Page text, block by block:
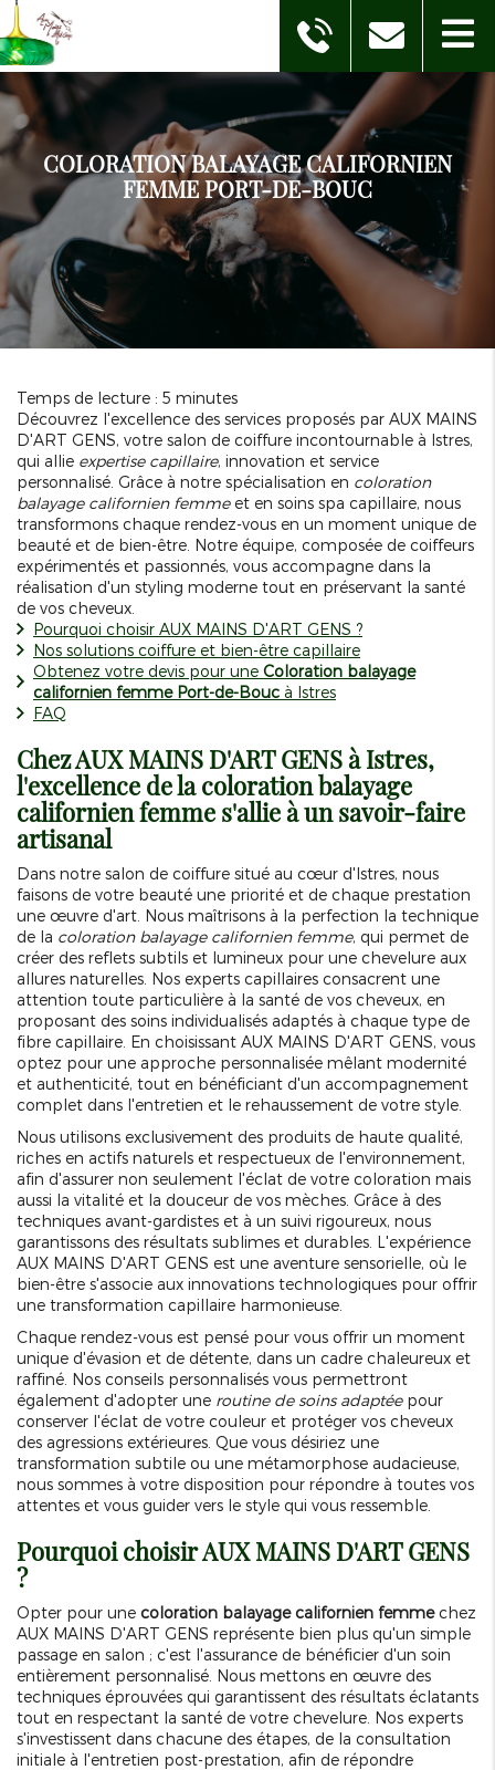
COLORATION BALAYAGE CALIFORNIEN
FEMME PORT-DE-BOUC
Temps de lecture : 5 minutes
Découvrez l'excellence des services proposés par AUX MAINS
D'ART GENS, votre salon de coiffure incontournable à Istres,
qui allie expertise capillaire, innovation et service
personnalisé. Grâce à notre spécialisation en coloration
balayage californien femmeet en soins spa capillaire, nous
transformons chaque rendez-vous en un moment unique de
beauté et de bien-être. Notre équipe, composée de coiffeurs
expérimentés et passionnés, vous accompagne dans la
réalisation d'un styling moderne tout en préservant la santé
de vos cheveux.
Pourquoi choisir AUX MAINS D'ART GENS ?
Nos solutions coiffure et bien-être capillaire
Obtenez votre devis pour une Coloration balayage
californien femme Port-de-Bouc à Istres
FAQ
Chez AUX MAINS D'ART GENS à Istres,
l'excellence de la coloration balayage
californien femme s'allie à un savoir-faire
artisanal
Dans notre salon de coiffure situé au cœur d'Istres, nous
faisons de votre beauté une priorité et de chaque prestation
une œuvre d'art. Nous maîtrisons à la perfection la technique
de la coloration balayage californien femme, qui permet de
créer des reflets subtils et lumineux pour une chevelure aux
allures naturelles. Nos experts capillaires consacrent une
attention toute particulière à la santé de vos cheveux, en
proposant des soins individualisés adaptés à chaque type de
fibre capillaire. En choisissant AUX MAINS D'ART GENS, vous
optez pour une approche personnalisée mêlant modernité
et authenticité, tout en bénéficiant d'un accompagnement
complet dans l'entretien et le rehaussement de votre style.
Nous utilisons exclusivement des produits de haute qualité,
riches en actifs naturels et respectueux de l'environnement,
afin d'assurer non seulement l'éclat de votre coloration mais
aussi la vitalité et la douceur de vos mèches. Grâce à des
techniques avant-gardistes et à un suivi rigoureux, nous
garantissons des résultats sublimes et durables. L'expérience
AUX MAINS D'ART GENS est une aventure sensorielle, où le
bien-être s'associe aux innovations technologiques pour offrir
une transformation capillaire harmonieuse.
Chaque rendez-vous est pensé pour vous offrir un moment
unique d'évasion et de détente, dans un cadre chaleureux et
raffiné. Nos conseils personnalisés vous permettront
également d'adopter une routine de soins adaptéepour
conserver l'éclat de votre couleur et protéger vos cheveux
des agressions extérieures. Que vous désiriez une
transformation subtile ou une métamorphose audacieuse,
nous sommes à votre disposition pour répondre à toutes vos
attentes et vous guider vers le style qui vous ressemble.
Pourquoi choisir AUX MAINS D'ART GENS
?
Opter pour une coloration balayage californien femmechez
AUX MAINS D'ART GENS représente bien plus qu'un simple
passage en salon ; c'est l'assurance de bénéficier d'un soin
entièrement personnalisé. Nous mettons en œuvre des
techniques éprouvées qui garantissent des résultats éclatants
tout en respectant la santé de votre chevelure. Nos experts
s'investissent dans chacune des étapes, de la consultation
initiale à l'entretien post-prestation, afin de répondre